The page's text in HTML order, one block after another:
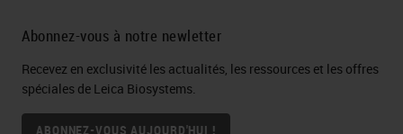
Abonnez-vous à notre newletter
Recevez en exclusivité les actualités, les ressources et les offres
spéciales de Leica Biosystems.
ABONNEZ-VOUS AUJOURD'HUI !